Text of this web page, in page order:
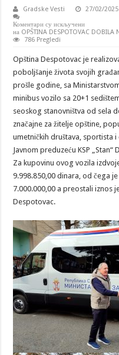
Gradske Vesti 27/02/2025
Коментари су искључени
на OPŠTINA DESPOTOVAC DOBILA
786 Pregledi
Opština Despotovac je
poboljšanje života svojih
prošle godine, sa
minibus vozilo sa 20+1
seoskog stanovništva od sela
značajne za žitelje opštine,
umetničkih društava, sportista
Javnom preduzeću KSP „Stan“
Za kupovinu ovog vozila
9.998.850,00 dinara, od čega
7.000.000,00 a preostali iznos
Despotovac.